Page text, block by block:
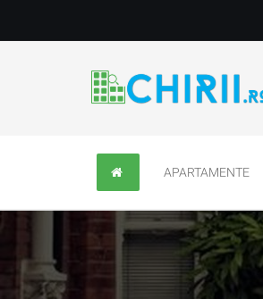
APARTAMENTE